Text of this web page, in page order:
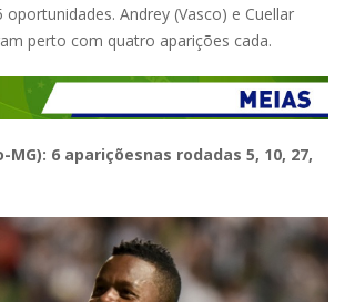
oportunidades. Andrey (Vasco) e Cuellar
perto com quatro aparições cada.
6 apariçõesnas rodadas 5, 10, 27,